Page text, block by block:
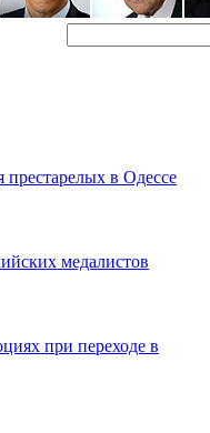
в Одессе
медалистов
при переходе в